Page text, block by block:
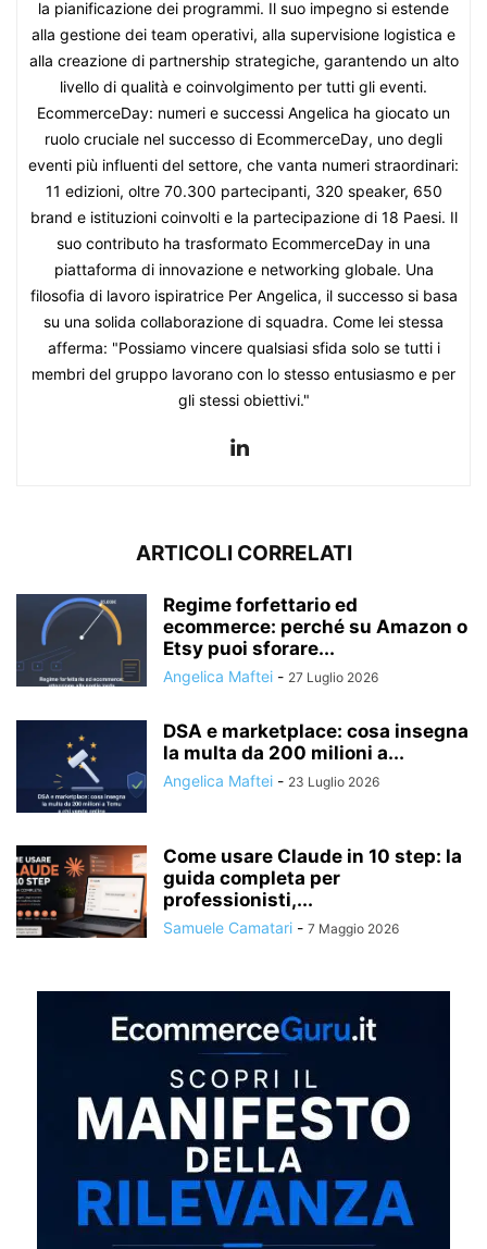
la pianificazione dei programmi. Il suo impegno si estende
alla gestione dei team operativi, alla supervisione logistica e
alla creazione di partnership strategiche, garantendo un alto
livello di qualità e coinvolgimento per tutti gli eventi.
EcommerceDay: numeri e successi Angelica ha giocato un
ruolo cruciale nel successo di EcommerceDay, uno degli
eventi più influenti del settore, che vanta numeri straordinari:
11 edizioni, oltre 70.300 partecipanti, 320 speaker, 650
brand e istituzioni coinvolti e la partecipazione di 18 Paesi. Il
suo contributo ha trasformato EcommerceDay in una
piattaforma di innovazione e networking globale. Una
filosofia di lavoro ispiratrice Per Angelica, il successo si basa
su una solida collaborazione di squadra. Come lei stessa
afferma: "Possiamo vincere qualsiasi sfida solo se tutti i
membri del gruppo lavorano con lo stesso entusiasmo e per
gli stessi obiettivi."
ARTICOLI CORRELATI
Regime forfettario ed
ecommerce: perché su Amazon o
Etsy puoi sforare...
Angelica Maftei - 27 Luglio 2026
DSA e marketplace: cosa insegna
la multa da 200 milioni a...
Angelica Maftei - 23 Luglio 2026
Come usare Claude in 10 step: la
guida completa per
professionisti,...
Samuele Camatari - 7 Maggio 2026